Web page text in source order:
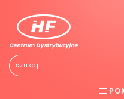
Centrum Dystrybucyjne